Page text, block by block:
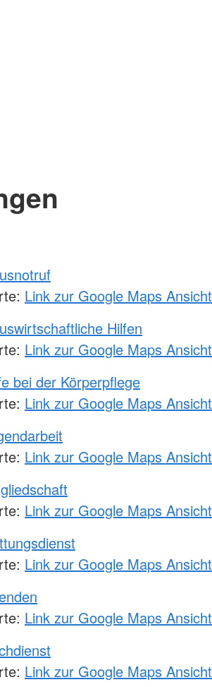
Link zur Google Maps Ansicht
Hilfen
Link zur Google Maps Ansicht
bei der Körperpflege
Link zur Google Maps Ansicht
Link zur Google Maps Ansicht
Link zur Google Maps Ansicht
Link zur Google Maps Ansicht
Link zur Google Maps Ansicht
Link zur Google Maps Ansicht